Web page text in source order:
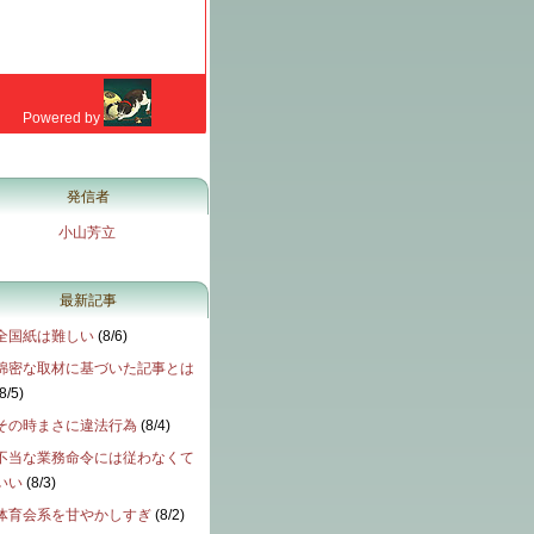
発信者
小山芳立
最新記事
国紙は難しい (8/6)
密な取材に基づいた記事とは
8/5)
の時まさに違法行為 (8/4)
当な業務命令には従わなくて
い (8/3)
育会系を甘やかしすぎ (8/2)